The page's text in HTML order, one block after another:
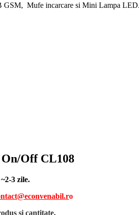
Mufe incarcare si Mini Lampa
Off CL108
3 zile.
o
si cantitate.